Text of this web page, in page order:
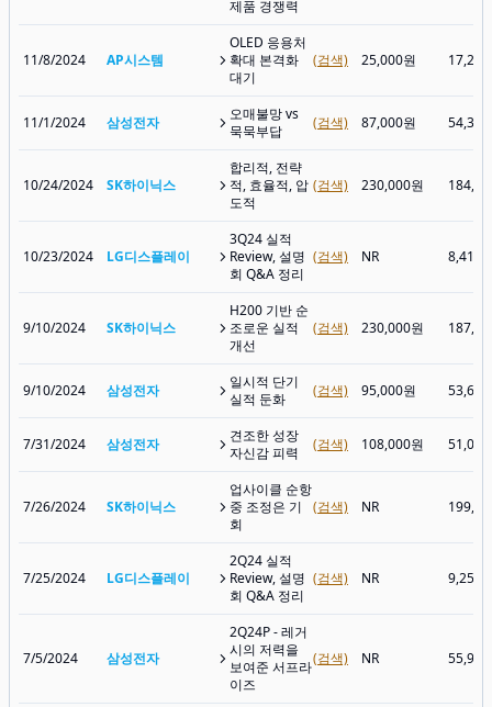
제품 경쟁력
11/8/2024 AP시스템
OLED 응용처
확대 본격화
대기
(검색) 25,000원
11/1/2024 삼성전자
오매불망 vs
묵묵부답
(검색) 87,000원
10/24/2024 SK하이닉스
합리적, 전략
적, 효율적, 압
도적
(검색) 230,000원
10/23/2024 LG디스플레이
3Q24 실적
Review, 설명
회 Q&A 정리
(검색) NR 8,410
9/10/2024 SK하이닉스
H200 기반 순
조로운 실적
개선
(검색) 230,000원
9/10/2024 삼성전자
일시적 단기
실적 둔화
(검색) 95,000원
7/31/2024 삼성전자
견조한 성장
자신감 피력
(검색) 108,000원
7/26/2024 SK하이닉스
업사이클 순항
중 조정은 기
회
(검색) NR
7/25/2024 LG디스플레이
2Q24 실적
Review, 설명
회 Q&A 정리
(검색) NR 9,250
7/5/2024 삼성전자
2Q24P - 레거
시의 저력을
보여준 서프라
이즈
(검색) NR